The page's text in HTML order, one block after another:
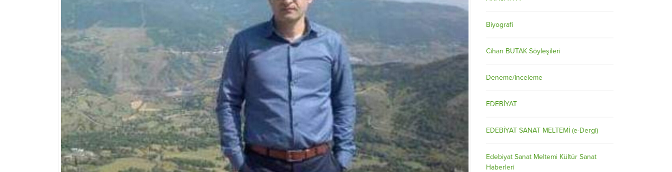
Biyografi
Cihan BUTAK Söyleşileri
Deneme/İnceleme
EDEBİYAT
EDEBİYAT SANAT MELTEMİ (e-Dergi)
Edebiyat Sanat Meltemi Kültür Sanat
Haberleri